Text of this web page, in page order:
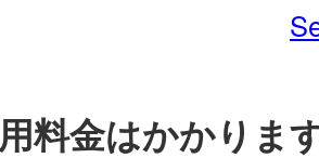
料金はかかりま